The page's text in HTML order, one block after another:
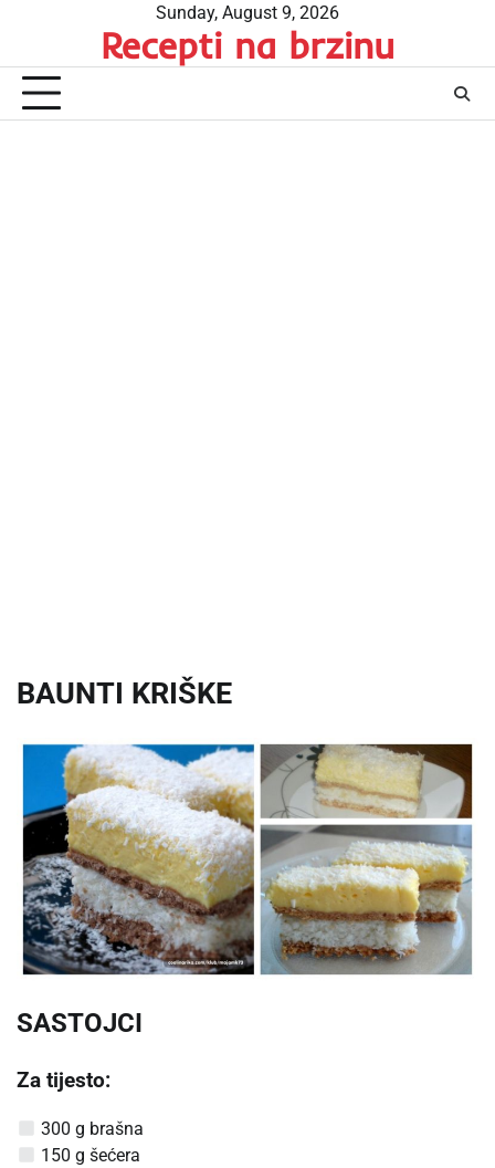
content
Sunday, August 9, 2026
Recepti na brzinu
BAUNTI KRIŠKE
SASTOJCI
Za tijesto:
300 g brašna
150 g šećera